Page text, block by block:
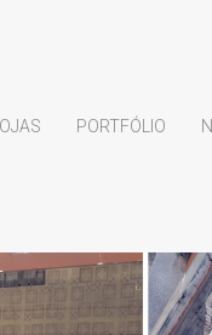
LOJAS PORTFÓLIO